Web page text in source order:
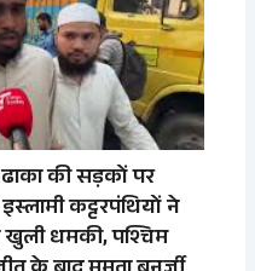
की सड़कों पर
कट्टरपंथियों ने
खुली धमकी, पश्चिम